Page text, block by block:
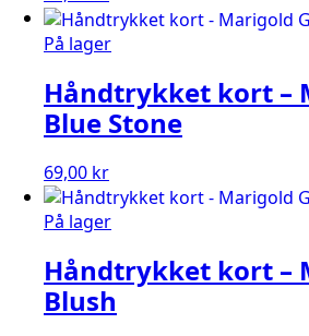
På lager
Håndtrykket kort –
Blue Stone
69,00 kr
På lager
Håndtrykket kort –
Blush